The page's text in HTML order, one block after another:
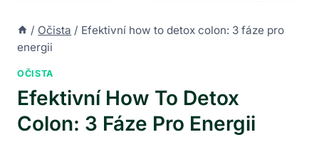
/ Očista / Efektivní how to detox colon: 3 fáze pro
energii
OČISTA
Efektivní How To Detox
Colon: 3 Fáze Pro Energii